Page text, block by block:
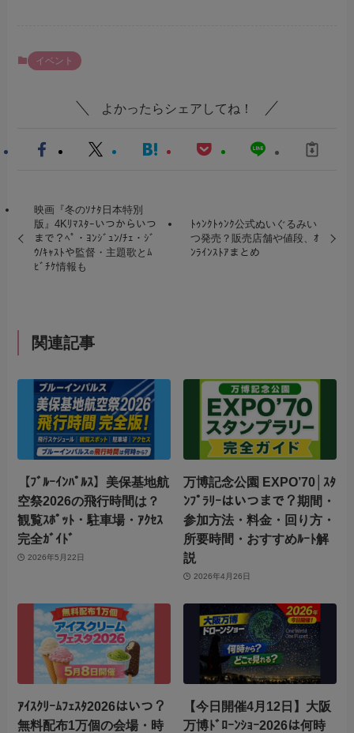
イベント
よかったらシェアしてね！
映画『冬のｿﾅﾀ日本特別
版』4Kﾘﾏｽﾀｰいつからいつ
まで？ﾍﾟ・ﾖﾝｼﾞｭﾝ/ﾁｪ・ｼﾞ
ｳ/ｷｬｽﾄや監督・主題歌とﾑ
ﾋﾞﾁｹ情報も
ﾄｩﾝｸﾄｩﾝｸ公式ぬいぐるみい
つ発売？販売店舗や値段、ｵ
ﾝﾗｲﾝｽﾄｱまとめ
関連記事
【ﾌﾞﾙｰｲﾝﾊﾟﾙｽ】美保基地航
空祭2026の飛行時間は？
観覧ｽﾎﾟｯﾄ・駐車場・ｱｸｾｽ
完全ｶﾞｲﾄﾞ
2026年5月22日
万博記念公園 EXPO’70│ｽﾀ
ﾝﾌﾟﾗﾘｰはいつまで？期間・
参加方法・料金・回り方・
所要時間・おすすめﾙｰﾄ解
説
2026年4月26日
ｱｲｽｸﾘｰﾑﾌｪｽﾀ2026はいつ？
無料配布1万個の会場・時
【今日開催4月12日】大阪
万博ﾄﾞﾛｰﾝｼｮｰ2026は何時